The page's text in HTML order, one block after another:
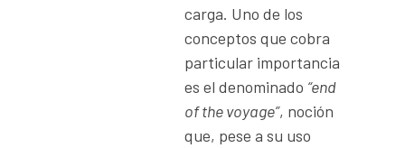
carga. Uno de los
conceptos que cobra
particular importancia
es el denominado “end
of the voyage”, noción
que, pese a su uso